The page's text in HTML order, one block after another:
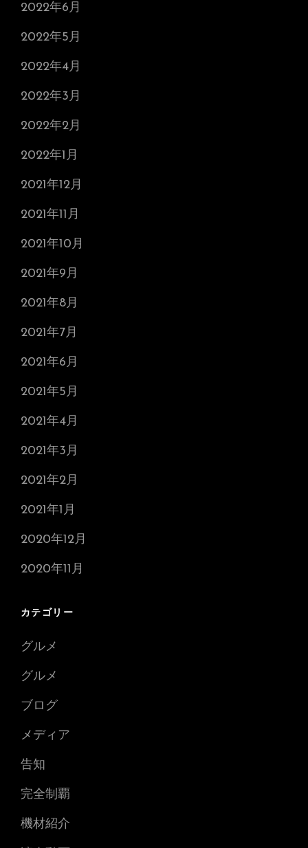
2022年6月
2022年5月
2022年4月
2022年3月
2022年2月
2022年1月
2021年12月
2021年11月
2021年10月
2021年9月
2021年8月
2021年7月
2021年6月
2021年5月
2021年4月
2021年3月
2021年2月
2021年1月
2020年12月
2020年11月
カテゴリー
グルメ
グルメ
ブログ
メディア
告知
完全制覇
機材紹介